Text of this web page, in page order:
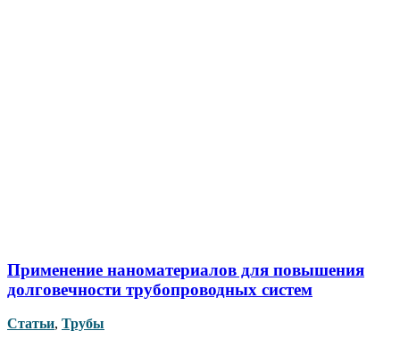
Применение наноматериалов для повышения
долговечности трубопроводных систем
Статьи, Трубы